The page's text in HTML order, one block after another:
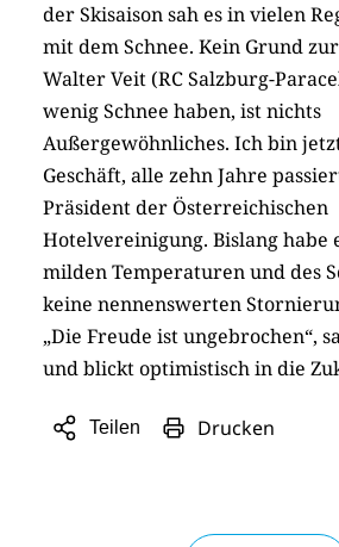
der Skisaison sah es in vielen
mit dem Schnee. Kein Grund
Walter Veit (RC Salzburg-
wenig Schnee haben, ist nichts
Außergewöhnliches. Ich bin
Geschäft, alle zehn Jahre
Präsident der Österreichischen
Hotelvereinigung. Bislang habe
milden Temperaturen und des
keine nennenswerten
„Die Freude ist ungebrochen“,
und blickt optimistisch in die
Teilen
Sharing
Drucken